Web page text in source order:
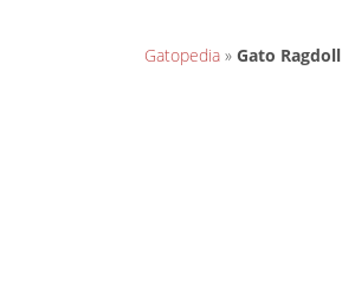
Gatopedia » Gato Ragdoll